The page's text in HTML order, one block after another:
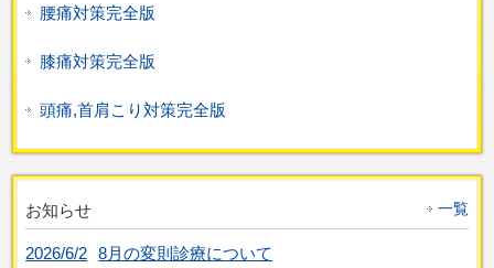
腰痛対策完全版
膝痛対策完全版
頭痛,首肩こり対策完全版
お知らせ 一覧
2026/6/2 8月の変則診療について